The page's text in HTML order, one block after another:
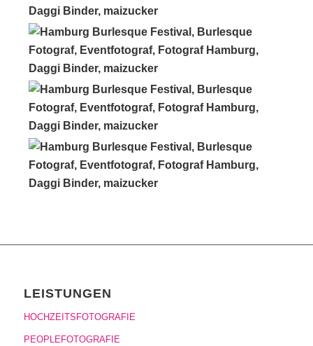
LEISTUNGEN
HOCHZEITSFOTOGRAFIE
PEOPLEFOTOGRAFIE